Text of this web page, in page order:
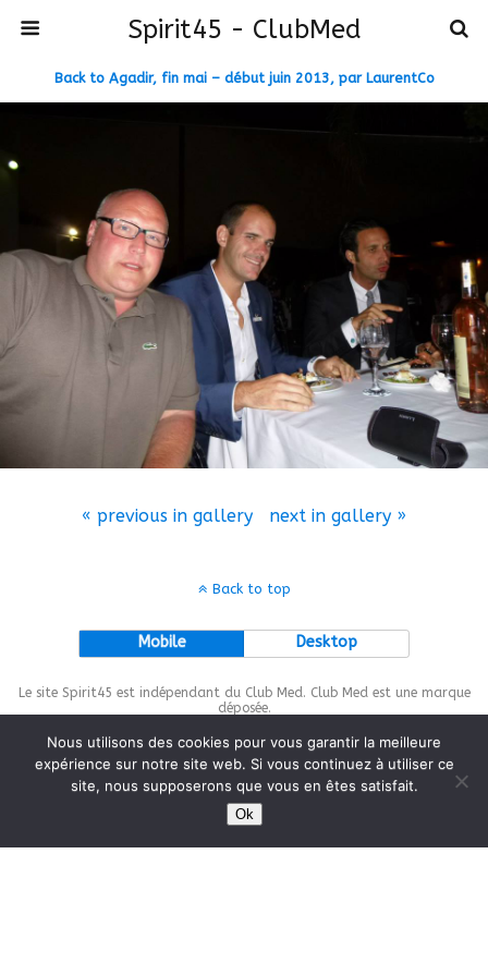
Spirit45 - ClubMed
Back to Agadir, fin mai – début juin 2013, par LaurentCo
« previous in gallery next in gallery »
Back to top
Mobile Desktop
Le site Spirit45 est indépendant du Club Med. Club Med est une marque
déposée.
This site is protected bywp-copyrightpro.com
Nous utilisons des cookies pour vous garantir la meilleure
expérience sur notre site web. Si vous continuez à utiliser ce
site, nous supposerons que vous en êtes satisfait.
Ok